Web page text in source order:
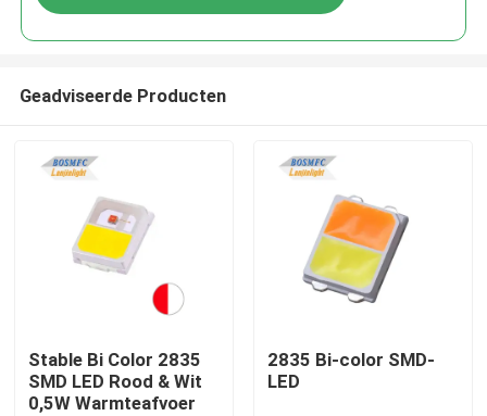
Geadviseerde Producten
Stable Bi Color 2835
SMD LED Rood & Wit
0,5W Warmteafvoer
2835 Bi-color SMD-
LED